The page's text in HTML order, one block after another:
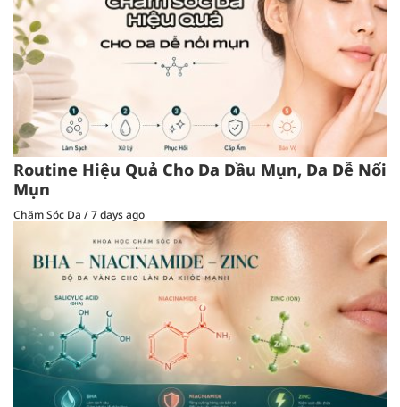
Routine Hiệu Quả Cho Da Dầu Mụn, Da Dễ Nổi
Mụn
Chăm Sóc Da /7 days ago